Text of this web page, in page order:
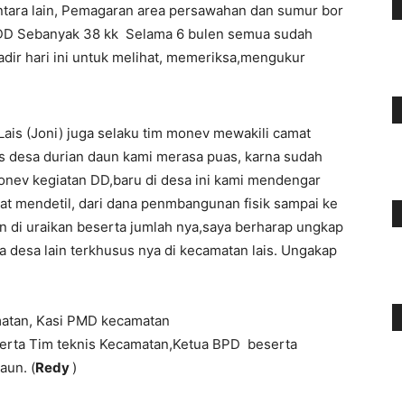
lain, Pemagaran area persawahan dan sumur bor
Sebanyak 38 kk Selama 6 bulen semua sudah
hari ini untuk melihat, memeriksa,mengukur
(Joni) juga selaku tim monev mewakili camat
durian daun kami merasa puas, karna sudah
kegiatan DD,baru di desa ini kami mendengar
mendetil, dari dana penmbangunan fisik sampai ke
di uraikan beserta jumlah nya,saya berharap ungkap
desa lain terkhusus nya di kecamatan lais. Ungakap
Kasi PMD kecamatan
Tim teknis Kecamatan,Ketua BPD beserta
(Redy )